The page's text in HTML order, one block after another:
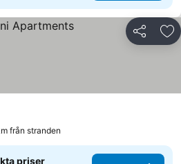
Dela
från stranden
priser